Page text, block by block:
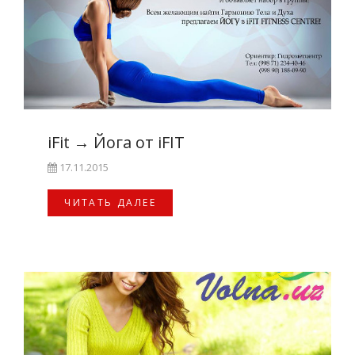
iFit → Йога от iFIT
17.11.2015
ЧИТАТЬ ДАЛЕЕ